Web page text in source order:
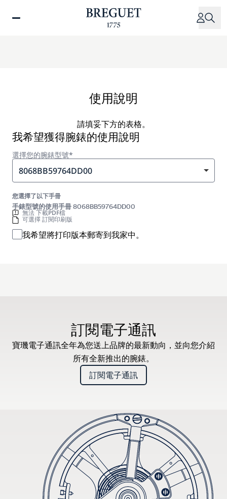
使用說明
請填妥下方的表格。
我希望獲得腕錶的使用說明
選擇您的腕錶型號*
8068BB59764DD00
您選擇了以下手冊
手錶型號的使用手冊 8068BB59764DD00
無法 下載PDF檔
可選擇 訂閱印刷版
我希望將打印版本郵寄到我家中。
訂閱電子通訊
寶璣電子通訊全年為您送上品牌的最新動向，並向您介紹
所有全新推出的腕錶。
訂閱電子通訊